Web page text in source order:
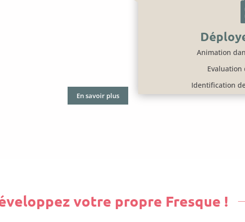
Animation
Identification
En savoir plus
votre propre Fresque !